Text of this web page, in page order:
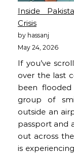
Inside
Crisis
by hassanj
May 24, 2026
If you’ve
over the last
been
group of
outside an
passport and
out across
is